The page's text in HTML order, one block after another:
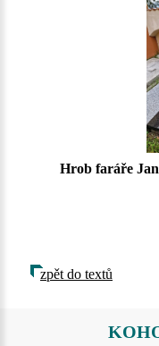
Hrob faráře
zpět do textů